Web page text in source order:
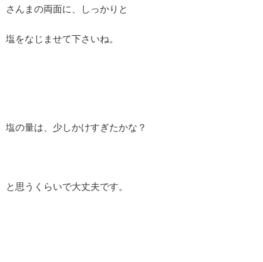
さんまの両面に、しっかりと
塩をなじませて下さいね。
塩の量は、少しかけすぎたかな？
と思うくらいで大丈夫です。